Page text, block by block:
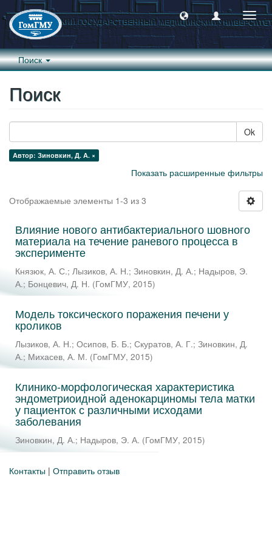
Поиск
Поиск
Ok
Автор: Зиновкин, Д. А. ×
Показать расширенные фильтры
Отображаемые элементы 1-3 из 3
Влияние нового антибактериального шовного
материала на течение раневого процесса в
эксперименте
Князюк, А. С.; Лызиков, А. Н.; Зиновкин, Д. А.; Надыров, Э.
А.; Бонцевич, Д. Н. (ГомГМУ, 2015)
Модель токсического поражения печени у
кроликов
Лызиков, А. Н.; Осипов, Б. Б.; Скуратов, А. Г.; Зиновкин, Д.
А.; Михасев, А. М. (ГомГМУ, 2015)
Клинико-морфологическая характеристика
эндометриоидной аденокарциномы тела матки
у пациенток с различными исходами
заболевания
Зиновкин, Д. А.; Надыров, Э. А. (ГомГМУ, 2015)
Контакты | Отправить отзыв